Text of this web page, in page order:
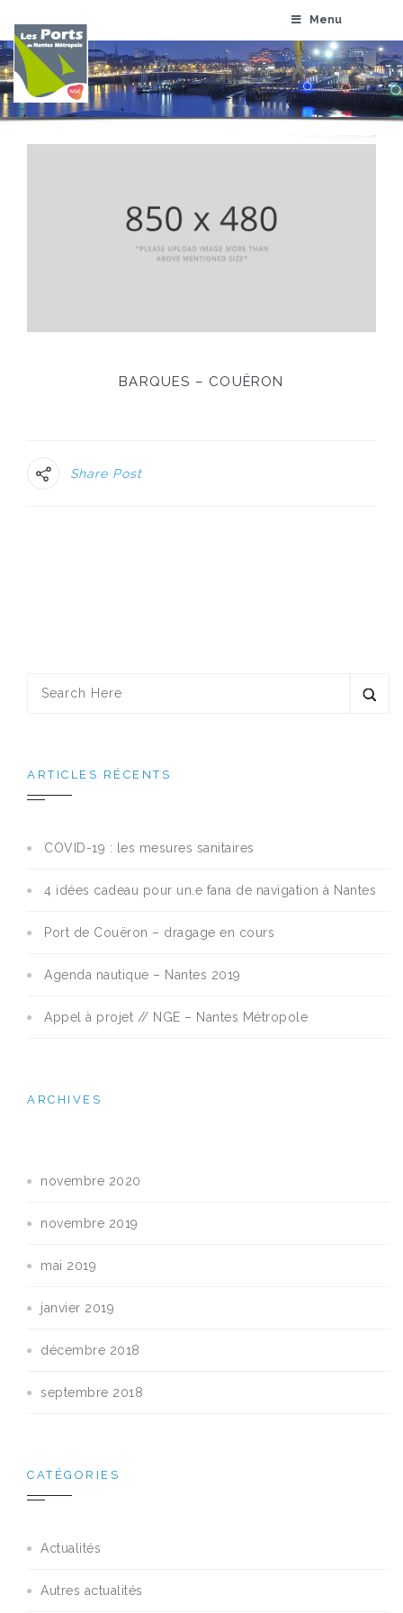
Menu
BARQUES – COUËRON
Share Post
ARTICLES RÉCENTS
COVID-19 : les mesures sanitaires
4 idées cadeau pour un.e fana de navigation à Nantes
Port de Couëron – dragage en cours
Agenda nautique – Nantes 2019
Appel à projet // NGE – Nantes Métropole
ARCHIVES
novembre 2020
novembre 2019
mai 2019
janvier 2019
décembre 2018
septembre 2018
CATÉGORIES
Actualités
Autres actualités